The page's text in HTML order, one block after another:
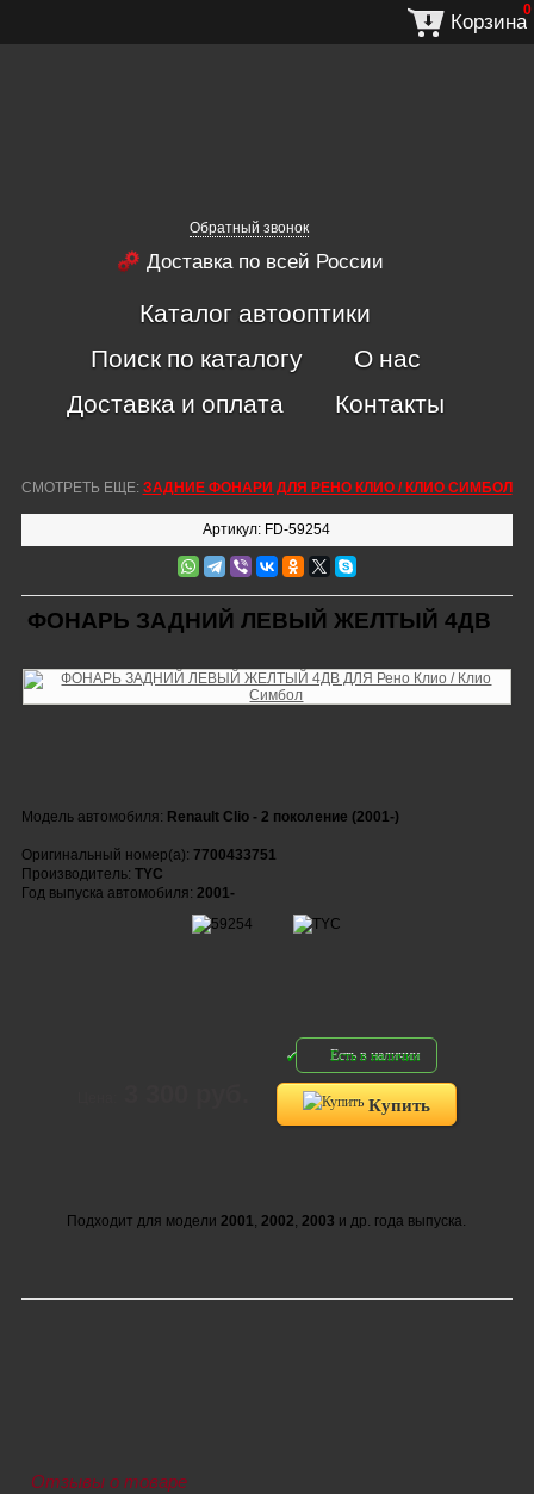
Обратный звонок
Доставка по всей России
Корзина
0
Каталог автооптики
Поиск по каталогу
О нас
Доставка и оплата
Контакты
СМОТРЕТЬ ЕЩЕ: ЗАДНИЕ ФОНАРИ ДЛЯ РЕНО КЛИО / КЛИО СИМБОЛ
Артикул: FD-59254
ФОНАРЬ ЗАДНИЙ ЛЕВЫЙ ЖЕЛТЫЙ 4ДВ
Модель автомобиля: Renault Clio - 2 поколение (2001-)
Оригинальный номер(а): 7700433751
Производитель: TYC
Год выпуска автомобиля: 2001-
Есть в наличии
Купить
Подходит для модели 2001, 2002, 2003 и др. года выпуска.
Отзывы о товаре